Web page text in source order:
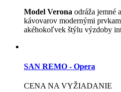
Model Verona odráža jemné
kávovarov modernými
akéhokoľvek štýlu výzdoby
SAN REMO - Opera
CENA NA VYŽIADANIE